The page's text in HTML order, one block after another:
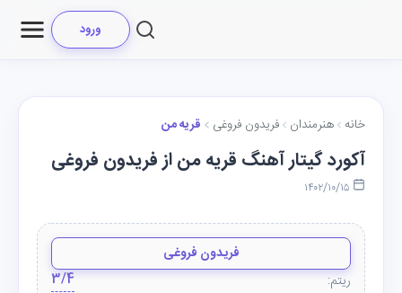
ورود
خانه هنرمندان فریدون فروغی قریه من
آکورد گیتار آهنگ قریه من از فریدون فروغی
فریدون فروغی
ریتم:
3/4